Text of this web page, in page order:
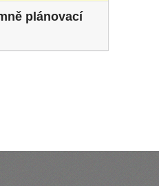
plánovací